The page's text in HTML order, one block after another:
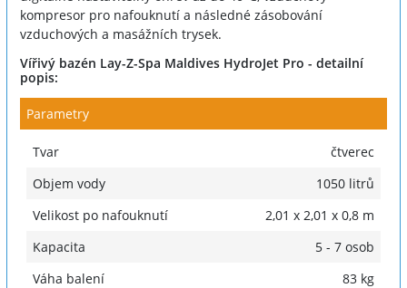
kompresor pro nafouknutí a následné zásobování
vzduchových a masážních trysek.
Vířivý bazén Lay-Z-Spa Maldives HydroJet Pro - detailní
popis:
Parametry
Tvar
čtverec
Objem vody
1050 litrů
Velikost po nafouknutí
2,01 x 2,01 x 0,8 m
Kapacita
5 - 7 osob
Váha balení
83 kg